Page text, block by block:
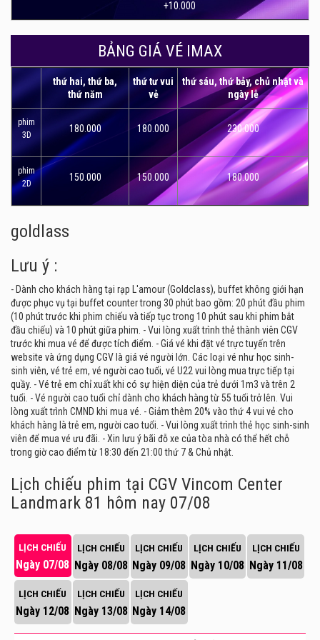
+10.000
BẢNG GIÁ VÉ IMAX
thứ hai, thứ ba,
thứ năm
thứ tư vui
vẻ
thứ sáu, thứ bảy, chủ nhật và
ngày lễ
phim
3D
180.000 180.000 230.000
phim
2D
150.000 150.000 180.000
goldlass
Lưu ý :
- Dành cho khách hàng tại rạp L'amour (Goldclass), buffet không giới hạn
được phục vụ tại buffet counter trong 30 phút bao gồm: 20 phút đầu phim
(10 phút trước khi phim chiếu và tiếp tục trong 10 phút sau khi phim bắt
đầu chiếu) và 10 phút giữa phim. - Vui lòng xuất trình thẻ thành viên CGV
trước khi mua vé để được tích điểm. - Giá vé khi đặt vé trực tuyến trên
website và ứng dụng CGV là giá vé người lớn. Các loại vé như học sinh-
sinh viên, vé trẻ em, vé người cao tuổi, vé U22 vui lòng mua trực tiếp tại
quầy. - Vé trẻ em chỉ xuất khi có sự hiện diện của trẻ dưới 1m3 và trên 2
tuổi. - Vé người cao tuổi chỉ dành cho khách hàng từ 55 tuổi trở lên. Vui
lòng xuất trình CMND khi mua vé. - Giảm thêm 20% vào thứ 4 vui vẻ cho
khách hàng là trẻ em, người cao tuổi. - Vui lòng xuất trình thẻ học sinh-sinh
viên để mua vé ưu đãi. - Xin lưu ý bãi đỗ xe của tòa nhà có thể hết chỗ
trong giờ cao điểm từ 18:30 đến 21:00 thứ 7 & Chủ nhật.
Lịch chiếu phim tại CGV Vincom Center
Landmark 81 hôm nay 07/08
LỊCH CHIẾU
Ngày 07/08
LỊCH CHIẾU
Ngày 08/08
LỊCH CHIẾU
Ngày 09/08
LỊCH CHIẾU
Ngày 10/08
LỊCH CHIẾU
Ngày 11/08
LỊCH CHIẾU
Ngày 12/08
LỊCH CHIẾU
Ngày 13/08
LỊCH CHIẾU
Ngày 14/08